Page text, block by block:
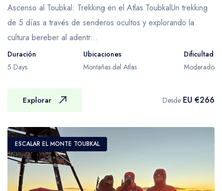
cual se equilibra en dos cestas. Los muleros
cuidan mucho la higiene y presentación de su
comida y realizan maravillas con tan limitado
Recomendamos que lleves tu equipaje de
que quizás puedas plegar dentro de tu
Montañas Atlas y deseas tener la seguridad
de tus maletas habituales. También deberías
llevar una mochila adecuada para el día que
contenga agua potable, cámara, sombrero,
impermeable, etc., ya que puede que no
Ascenso al Toubkal: Trekking en el Atlas ToubkalUn trekking
de 5 días a través de senderos ocultos y explorando la
cultura bereber al adentr...
Duración
5 Days
Ubicaciones
Montañas del Atlas
Dificultad
Moderado
Explorar Desde EU €266
ESCALAR EL MONTE TOUBKAL